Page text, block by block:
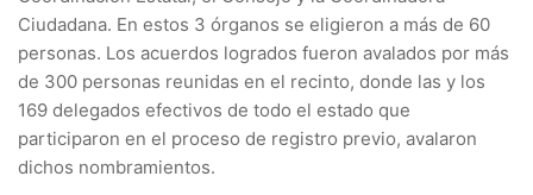
Ciudadana. En estos 3 órganos se eligieron a más de 60
personas. Los acuerdos logrados fueron avalados por más
de 300 personas reunidas en el recinto, donde las y los
169 delegados efectivos de todo el estado que
participaron en el proceso de registro previo, avalaron
dichos nombramientos.